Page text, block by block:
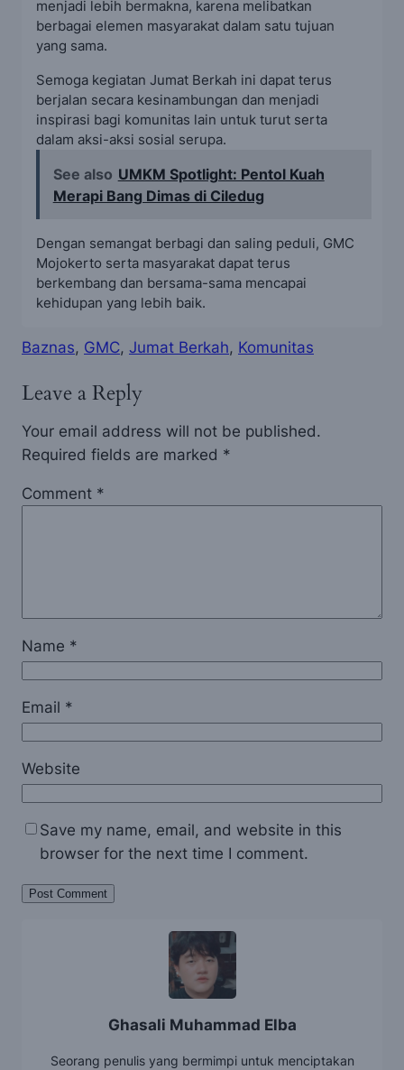
menjadi lebih bermakna, karena melibatkan
berbagai elemen masyarakat dalam satu tujuan
yang sama.
Semoga kegiatan Jumat Berkah ini dapat terus
berjalan secara kesinambungan dan menjadi
inspirasi bagi komunitas lain untuk turut serta
dalam aksi-aksi sosial serupa.
See also UMKM Spotlight: Pentol Kuah
Merapi Bang Dimas di Ciledug
Dengan semangat berbagi dan saling peduli, GMC
Mojokerto serta masyarakat dapat terus
berkembang dan bersama-sama mencapai
kehidupan yang lebih baik.
Baznas, GMC, Jumat Berkah, Komunitas
Leave a Reply
Your email address will not be published.
Required fields are marked *
Comment *
Name *
Email *
Website
Save my name, email, and website in this
browser for the next time I comment.
Ghasali Muhammad Elba
Seorang penulis yang bermimpi untuk menciptakan